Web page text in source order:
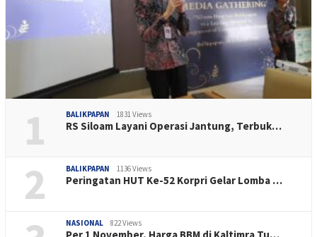
1 BALIKPAPAN 1831 Views
RS Siloam Layani Operasi Jantung, Terbuk…
2 BALIKPAPAN 1136 Views
Peringatan HUT Ke-52 Korpri Gelar Lomba …
NASIONAL 822 Views
Per 1 November, Harga BBM di Kaltimra Tu…